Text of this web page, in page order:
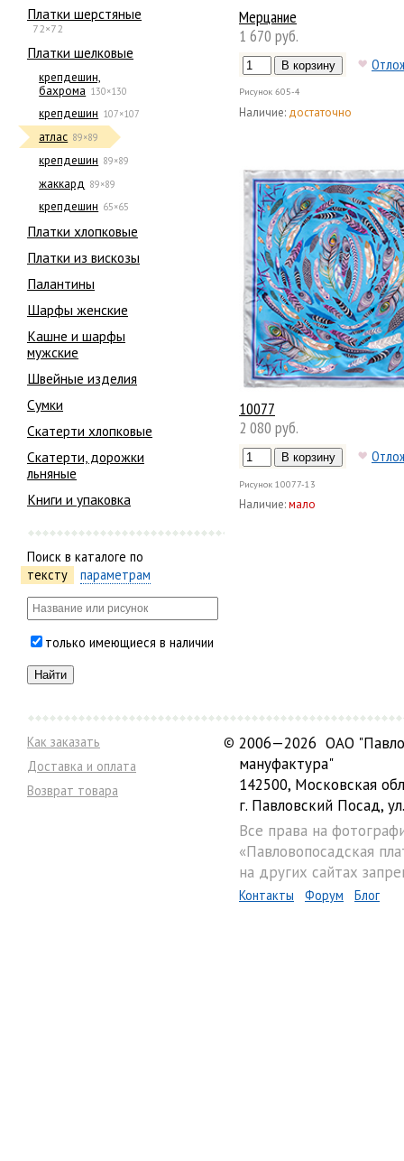
Платки шерстяные
72×72
Платки шелковые
крепдешин,
бахрома 130×130
крепдешин 107×107
атлас 89×89
крепдешин 89×89
жаккард 89×89
крепдешин 65×65
Платки хлопковые
Платки из вискозы
Палантины
Шарфы женские
Кашне и шарфы
мужские
Швейные изделия
Сумки
Скатерти хлопковые
Скатерти, дорожки
льняные
Книги и упаковка
Поиск в каталоге по
тексту
параметрам
только имеющиеся в наличии
Мерцание
1 670 руб.
Рисунок 605-4
Наличие: достаточно
10077
2 080 руб.
Рисунок 10077-13
Наличие:мало
Как заказать
Доставка и оплата
Возврат товара
© 2006—2026 ОАО
мануфактура"
142500, Московская
г. Павловский Посад,
Все права на
«Павловопосадская
на других сайтах
Контакты Форум Блог